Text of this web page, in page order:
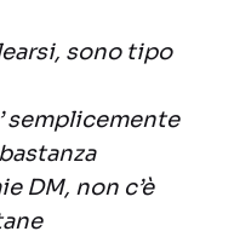
sono tipo
semplicemente
DM, non c’è